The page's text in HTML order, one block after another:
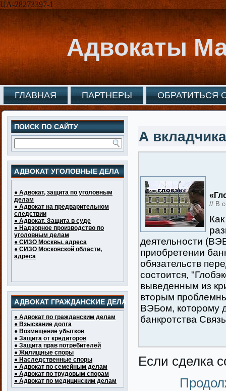
UA-28273397-1
Адвокаты
ГЛАВНАЯ ПАРТНЕРЫ ОБРАТИТЬСЯ
ПОИСК ПО САЙТУ
АДВОКАТ УГОЛОВНЫЕ ДЕЛА
● Адвокат, защита по уголовным
делам
● Адвокат на предварительном
следствии
● Адвокат. Защита в суде
● Надзорное производство по
уголовным делам
● СИЗО Москвы, адреса
● СИЗО Московской области,
адреса
АДВОКАТ ГРАЖДАНСКИЕ ДЕЛА
● Адвокат по гражданским делам
● Взыскание долга
● Возмещение убытков
● Защита от кредиторов
● Защита прав потребителей
● Жилищные споры
● Наследственные споры
● Адвокат по семейным делам
● Адвокат по трудовым спорам
● Адвокат по медицинским делам
А
// В
деятельности
приобретении
обязательств
состоится,
выведенным из
вторым
ВЭБом, которому
банкротства
Если сделка